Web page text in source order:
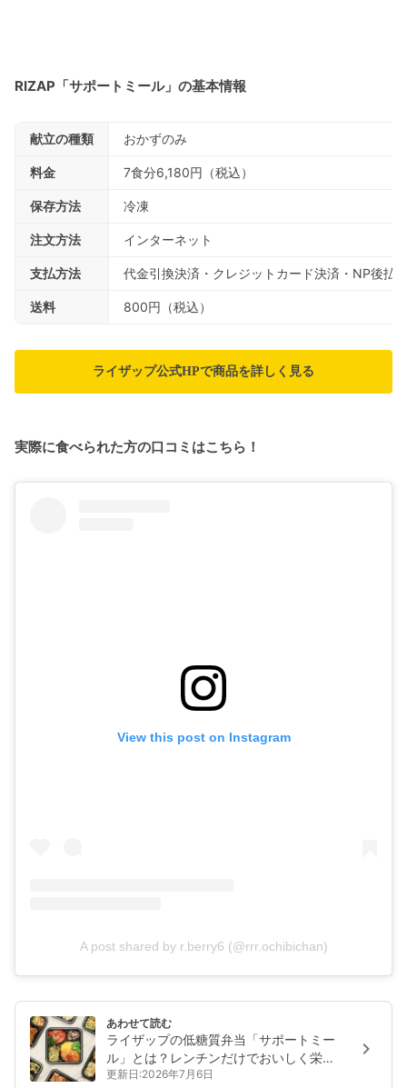
RIZAP「サポートミール」の基本情報
献立の種類 おかずのみ
料金 7食分6,180円（税込）
保存方法 冷凍
注文方法 インターネット
支払方法 代金引換決済・クレジットカード決済・NP後払
送料 800円（税込）
ライザップ公式HPで商品を詳しく見る
実際に食べられた方の口コミはこちら！
View this post on Instagram
A post shared by r.berry6 (@rrr.ochibichan)
あわせて読む
ライザップの低糖質弁当「サポートミー
ル」とは？レンチンだけでおいしく栄養
管理
更新日:2026年7月6日